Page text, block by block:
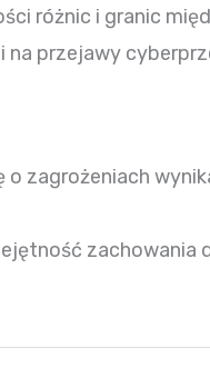
różnic i granic
na przejawy
o zagrożeniach